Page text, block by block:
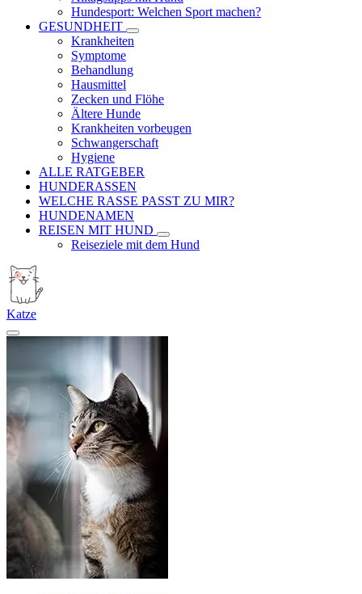
Hundesport: Welchen Sport machen?
GESUNDHEIT
Krankheiten
Symptome
Behandlung
Hausmittel
Zecken und Flöhe
Ältere Hunde
Krankheiten vorbeugen
Schwangerschaft
Hygiene
ALLE RATGEBER
HUNDERASSEN
WELCHE RASSE PASST ZU MIR?
HUNDENAMEN
REISEN MIT HUND
Reiseziele mit dem Hund
Katze